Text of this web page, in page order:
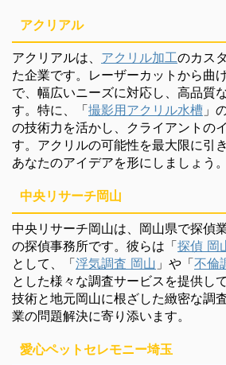
アクリアル
アクリアルは、 アクリル加工のカス
た企業です。レーザーカットから曲
で、幅広いニーズに対応し、高品質
す。特に、「撮影用アクリル水槽 」
の技術力を活かし、クライアントの
す。アクリルの可能性を最大限に引
あなたのアイデアを形にしましょう。
中央リサーチ岡山
中央リサーチ岡山は、岡山県で探偵
の探偵事務所です。彼らは「探偵 岡
として、「浮気調査 岡山 」や「不倫
とした様々な調査サービスを提供し
技術と地元岡山に根ざした緻密な調
業の問題解決に寄り添います。
愛心ペットセレモニー埼玉